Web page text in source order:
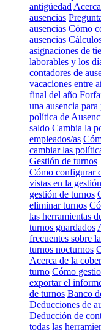
antigüedad
ausencias
ausencias Cómo
ausencias
asignaciones de
laborables y los
contadores de
vacaciones entre
final del año
una ausencia
política de
saldo Cambia la
empleados/as
cambiar las
Gestión de turnos
Cómo configurar
vistas en la
gestión de turnos
eliminar turnos
las herramientas
turnos guardados
frecuentes sobre
turnos nocturnos
Acerca de la
turno Cómo
exportar el
de turnos Banco
Deducciones de
Deducción de
todas las